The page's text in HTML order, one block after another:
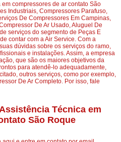
compressores de ar contato São
Industriais, Compressores Parafuso,
De Compressores Em Campinas,
De Ar Usado, Aluguel De
serviços do segmento de Peças E
contar com a Air Service. Com a
dúvidas sobre os serviços do ramo,
e instalações. Assim, a empresa
que são os maiores objetivos da
para atendê-lo adequadamente,
outros serviços, como por exemplo,
De Ar Completo. Por isso, fale
Técnica em
São Roque